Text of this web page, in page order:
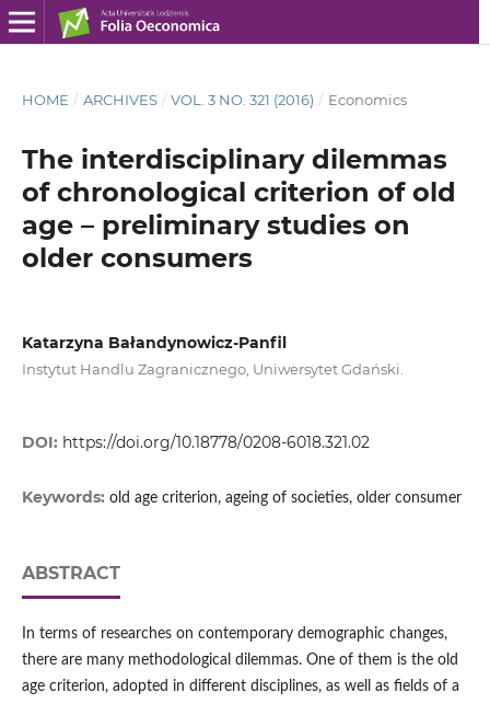
HOME / ARCHIVES / VOL. 3 NO. 321 (2016) / Economics
The interdisciplinary dilemmas
of chronological criterion of old
age – preliminary studies on
older consumers
Katarzyna Bałandynowicz-Panfil
Instytut Handlu Zagranicznego, Uniwersytet Gdański.
DOI: https://doi.org/10.18778/0208-6018.321.02
Keywords: old age criterion, ageing of societies, older consumer
ABSTRACT
In terms of researches on contemporary demographic changes,
there are many methodological dilemmas. One of them is the old
age criterion, adopted in different disciplines, as well as fields of a